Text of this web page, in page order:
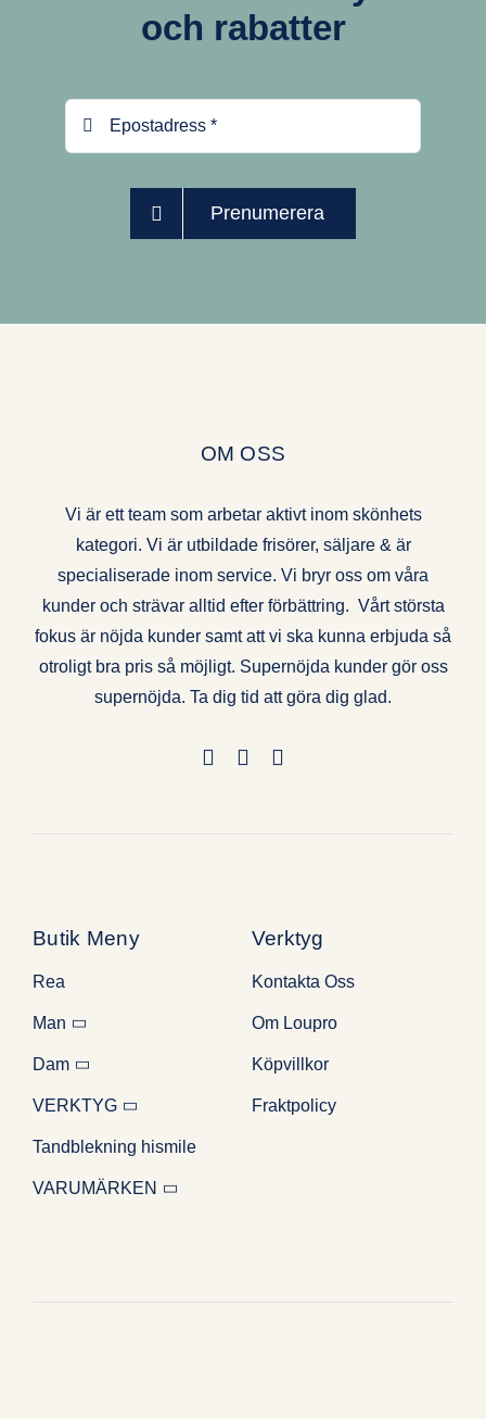
och rabatter
Prenumerera
OM OSS
Vi är ett team som arbetar aktivt inom skönhets
kategori. Vi är utbildade frisörer, säljare & är
specialiserade inom service. Vi bryr oss om våra
kunder och strävar alltid efter förbättring. Vårt största
fokus är nöjda kunder samt att vi ska kunna erbjuda så
otroligt bra pris så möjligt. Supernöjda kunder gör oss
supernöjda. Ta dig tid att göra dig glad.
Butik Meny
Rea
Man
Dam
VERKTYG
Tandblekning hismile
VARUMÄRKEN
Verktyg
Kontakta Oss
Om Loupro
Köpvillkor
Fraktpolicy